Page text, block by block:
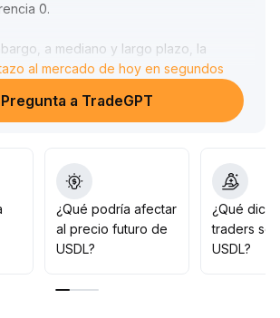
0.
a mediano y largo plazo, la
de los grandes participantes y las
altos aún persisten, limitando la
del alza de precios, con el riesgo de
participar moderadamente en el rebote
toma de utilidades cerca de 0
y largo plazo, se debe actuar con
estrictamente la exposición general
de posiciones
al mercado de hoy en segundos
Pregunta a TradeGPT
¿Qué podría afectar
al precio futuro de
USDL?
¿Qué
traders
USDL?